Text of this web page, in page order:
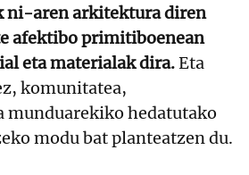
ni-aren arkitektura diren
afektibo primitiboenean
eta materialak dira.Eta
komunitatea,
munduarekiko hedatutako
modu bat planteatzen du.